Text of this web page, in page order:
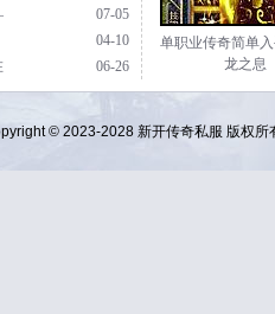
07-05
04-10
06-26
单职业传奇简单
龙之息
© 2023-2028 新开传奇私服 版权所